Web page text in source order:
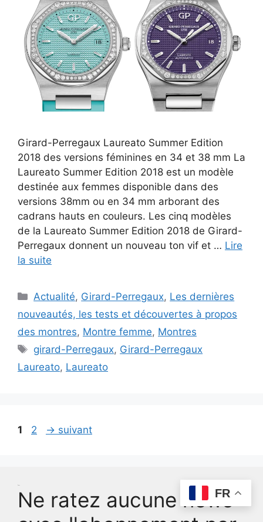
Girard-Perregaux Laureato Summer Edition
2018 des versions féminines en 34 et 38 mm La
Laureato Summer Edition 2018 est un modèle
destinée aux femmes disponible dans des
versions 38mm ou en 34 mm arborant des
cadrans hauts en couleurs. Les cinq modèles
de la Laureato Summer Edition 2018 de Girard-
Perregaux donnent un nouveau ton vif et … Lire
la suite
Catégories
Actualité, Girard-Perregaux, Les dernières
nouveautés, les tests et découvertes à propos
des montres, Montre femme, Montres
Étiquettes
girard-Perregaux, Girard-Perregaux
Laureato, Laureato
Page
1 Page
2 → suivant
Ne ratez aucune news
FR